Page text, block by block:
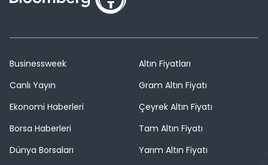
Businessweek
Canlı Yayın
Ekonomi Haberleri
Borsa Haberleri
Dünya Borsaları
Altın Fiyatları
Gram Altın Fiyatı
Çeyrek Altın Fiyatı
Tam Altın Fiyatı
Yarım Altın Fiyatı